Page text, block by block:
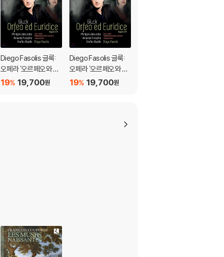
Diego Fasolis 글룩:
오페라 '오르페오와 에
우리디체' (Gluck: Orf
19,700원
19%
Diego Fasolis 글룩:
오페라 '오르페오와 에
우리디체' (Gluck: Orf
19,700원
19%